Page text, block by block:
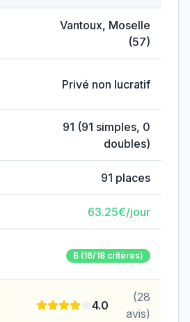
Vantoux, Moselle
(57)
Privé non lucratif
91 (91 simples, 0
doubles)
91 places
63.25€/jour
B (16/18 critères)
4.0
(28
avis)